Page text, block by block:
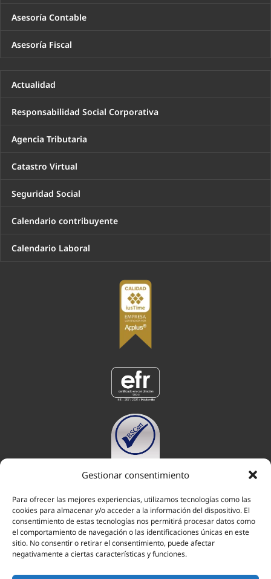
Gestionar consentimiento
Para ofrecer las mejores experiencias, utilizamos tecnologías como las
cookies para almacenar y/o acceder a la información del dispositivo. El
consentimiento de estas tecnologías nos permitirá procesar datos como
el comportamiento de navegación o las identificaciones únicas en este
sitio. No consentir o retirar el consentimiento, puede afectar
negativamente a ciertas características y funciones.
Asesoría Contable
Asesoría Fiscal
Actualidad
Responsabilidad Social Corporativa
Agencia Tributaria
Catastro Virtual
Seguridad Social
Calendario contribuyente
Calendario Laboral
ABOGADOS EN POZUELO DE ALARCÓNABOGADOS EN MAJADAHONDA
ABOGADOS EN LAS ROZAS